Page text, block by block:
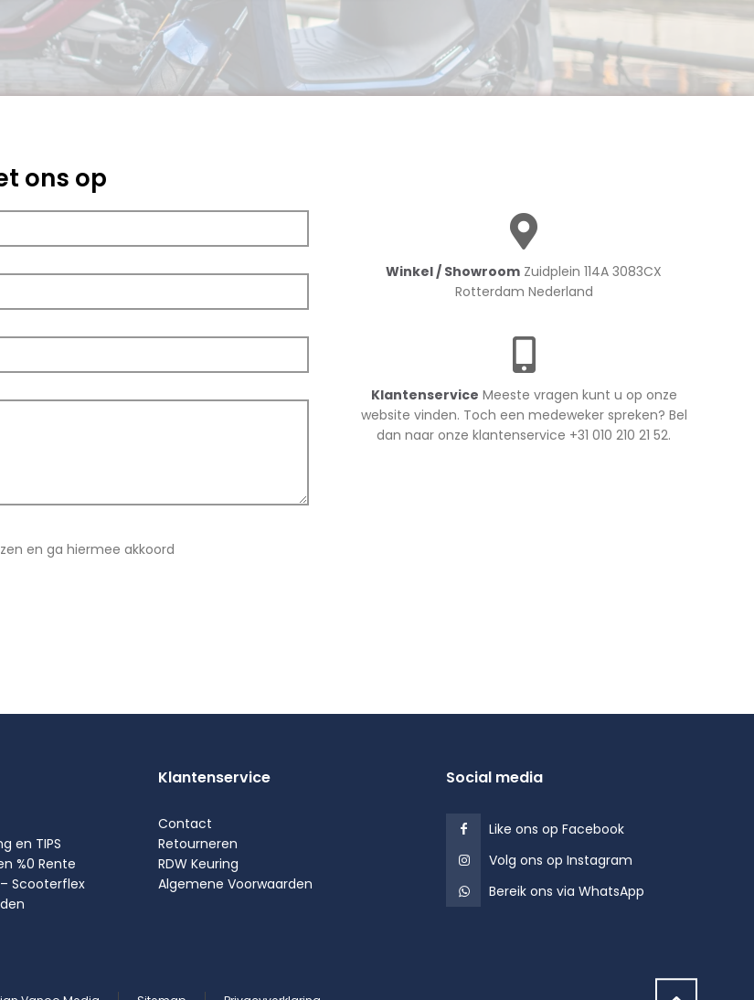
ons op
en ga hiermee akkoord
Winkel / Showroom Zuidplein 114A 3083CX
Rotterdam Nederland
Klantenservice Meeste vragen kunt u op onze
website vinden. Toch een medeweker spreken? Bel
dan naar onze klantenservice +31 010 210 21 52.
en TIPS
%0 Rente
Scooterflex
Klantenservice
Contact
Retourneren
RDW Keuring
Algemene Voorwaarden
Social media
Like ons op Facebook
Volg ons op Instagram
Bereik ons via WhatsApp